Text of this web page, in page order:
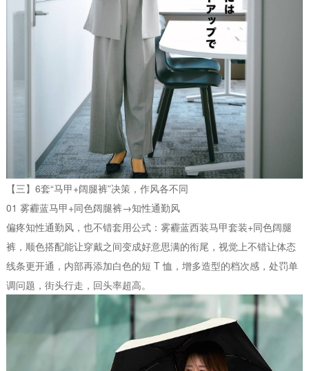
【三】6套“马甲+阔腿裤”决策，作风各不同
01 雾霾蓝马甲+同色阔腿裤→知性通勤风
偏疼知性通勤风，也不错套用公式：雾霾蓝西装马甲套装+同色阔腿
裤，顺色搭配能让穿戴之间变成好意思满的衔尾，视觉上不错让体态
线条更开通，内部再添加白色的短 T 恤，增多造型的档次感，处罚单
调问题，街头行走，回头率超高。